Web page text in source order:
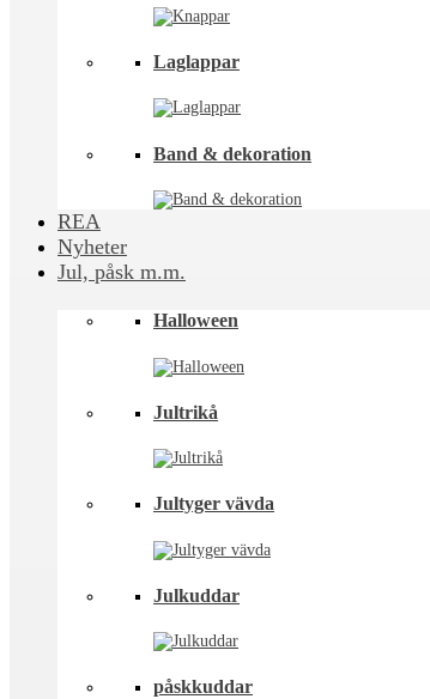
Laglappar
Band & dekoration
REA
Nyheter
Jul, påsk m.m.
Halloween
Jultrikå
Jultyger vävda
Julkuddar
påskkuddar